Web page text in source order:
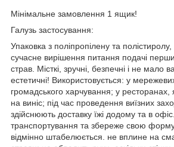
Мінімальне замовлення 1 ящик!
Галузь застосування:
Упаковка з поліпропілену та
сучасне вирішення питання подачі
страв. Місткі, зручні, безпечні і не мало
естетичні! Використовується: у
громадського харчування; у ресторанах,
на виніс; під час проведення виїзних
здійснюють доставку їжі додому та в
транспортування та збереже свою форму
відмінно штабелюється. не вплине на